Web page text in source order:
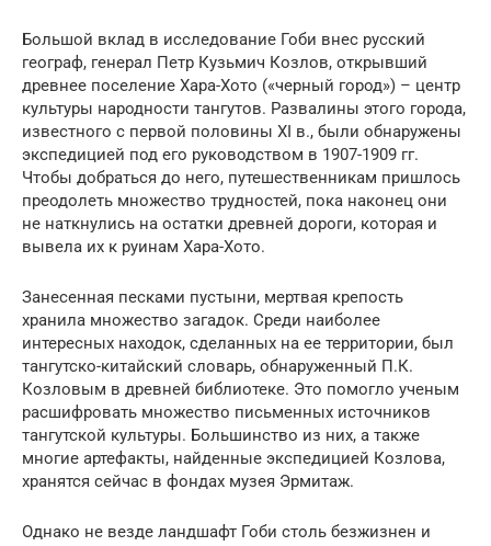
Большой вклад в исследование Гоби внес русский
географ, генерал Петр Кузьмич Козлов, открывший
древнее поселение Хара-Хото («черный город») – центр
культуры народности тангутов. Развалины этого города,
известного с первой половины XI в., были обнаружены
экспедицией под его руководством в 1907-1909 гг.
Чтобы добраться до него, путешественникам пришлось
преодолеть множество трудностей, пока наконец они
не наткнулись на остатки древней дороги, которая и
вывела их к руинам Хара-Хото.
Занесенная песками пустыни, мертвая крепость
хранила множество загадок. Среди наиболее
интересных находок, сделанных на ее территории, был
тангутско-китайский словарь, обнаруженный П.К.
Козловым в древней библиотеке. Это помогло ученым
расшифровать множество письменных источников
тангутской культуры. Большинство из них, а также
многие артефакты, найденные экспедицией Козлова,
хранятся сейчас в фондах музея Эрмитаж.
Однако не везде ландшафт Гоби столь безжизнен и